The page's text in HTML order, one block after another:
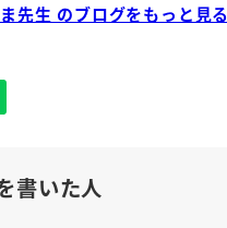
先生 のブログをもっと見る
書いた人